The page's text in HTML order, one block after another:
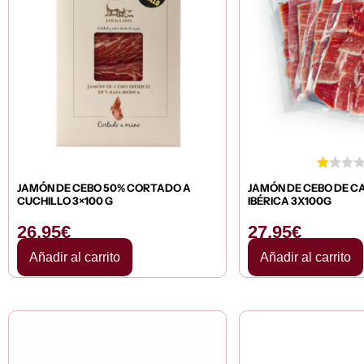
JAMÓN DE CEBO 50% CORTADO A
CUCHILLO 3×100 G
26,95€
Añadir al carrito
JAMÓN DE CEBO DE
IBÉRICA 3X100G
27,95€
Añadir al carrito